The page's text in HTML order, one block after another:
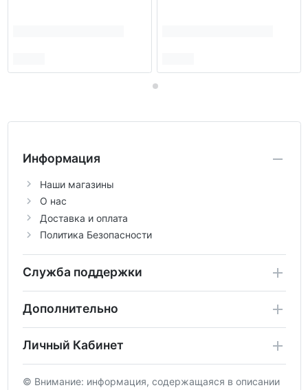
Информация
Наши магазины
О нас
Доставка и оплата
Политика Безопасности
Служба поддержки
Дополнительно
Личный Кабинет
© Внимание: информация, содержащаяся в описании